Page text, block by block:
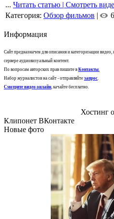
... Читать статью | Смотреть
Категория: Обзор фильмов |
Информация
Сайт предназначен для описания и категоризации
сервере аудиовизуальный контент.
По вопросам авторских прав пишите в Контакты.
Набор журналистов на сайт - отправляйте запрос.
Смотрите видео онлайн, качайте бесплатно.
Хостинг
Клипонет ВКонтакте
Новые фото